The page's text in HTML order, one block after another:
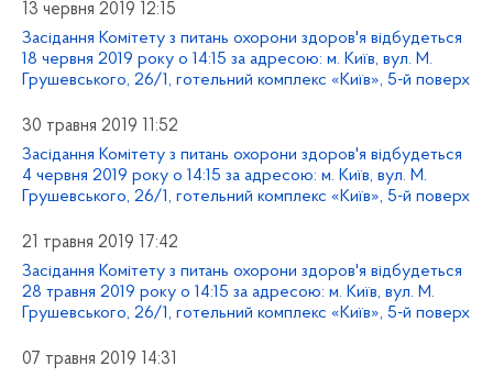
13 червня 2019 12:15
Засідання Комітету з питань охорони здоров'я відбудеться
18 червня 2019 року о 14:15 за адресою: м. Київ, вул. М.
Грушевського, 26/1, готельний комплекс «Київ», 5-й поверх
30 травня 2019 11:52
Засідання Комітету з питань охорони здоров'я відбудеться
4 червня 2019 року о 14:15 за адресою: м. Київ, вул. М.
Грушевського, 26/1, готельний комплекс «Київ», 5-й поверх
21 травня 2019 17:42
Засідання Комітету з питань охорони здоров'я відбудеться
28 травня 2019 року о 14:15 за адресою: м. Київ, вул. М.
Грушевського, 26/1, готельний комплекс «Київ», 5-й поверх
07 травня 2019 14:31